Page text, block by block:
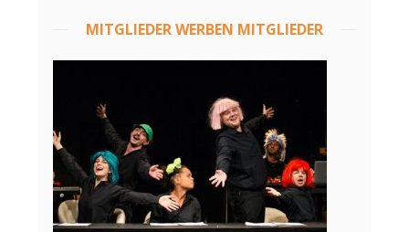
MITGLIEDER WERBEN MITGLIEDER